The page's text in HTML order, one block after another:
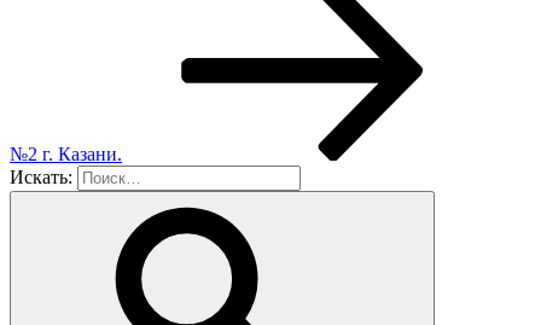
№2 г. Казани.
Искать: